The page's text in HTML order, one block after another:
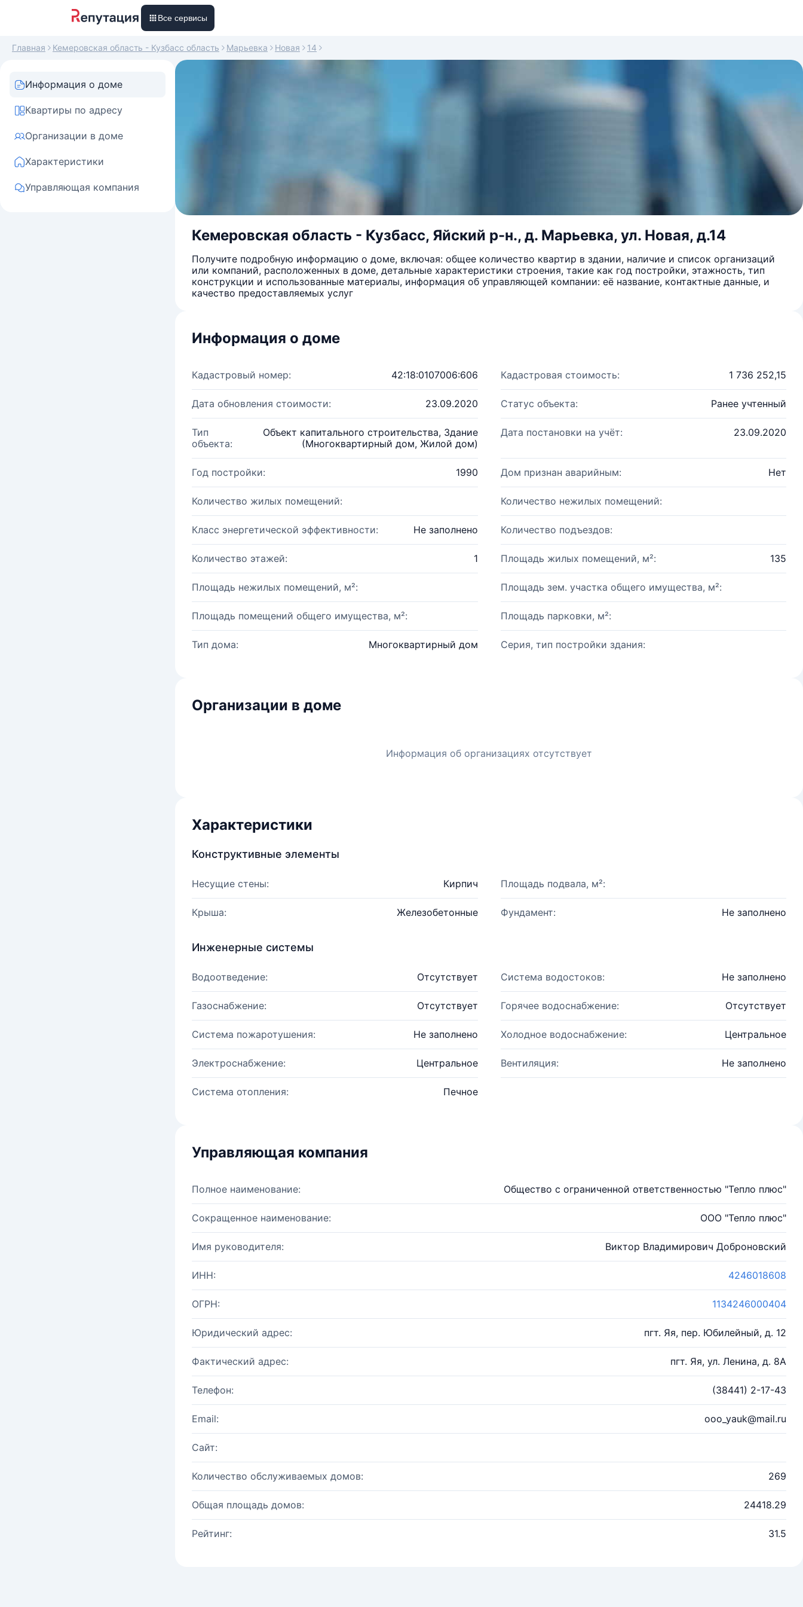
Все сервисы
Главная Кемеровская область - Кузбасс область Марьевка Новая 14
Информация о доме
Квартиры по адресу
Организации в доме
Характеристики
Управляющая компания
Кемеровская область - Кузбасс, Яйский р-н., д. Марьевка, ул. Новая, д.14
Получите подробную информацию о доме, включая: общее количество квартир в здании, наличие и список организаций
или компаний, расположенных в доме, детальные характеристики строения, такие как год постройки, этажность, тип
конструкции и использованные материалы, информация об управляющей компании: её название, контактные данные, и
качество предоставляемых услуг
Информация о доме
Кадастровый номер: 42:18:0107006:606 Кадастровая стоимость: 1 736 252,15
Дата обновления стоимости: 23.09.2020 Статус объекта: Ранее учтенный
Тип
объекта:
Объект капитального строительства, Здание
(Многоквартирный дом, Жилой дом)
Дата постановки на учёт: 23.09.2020
Год постройки: 1990 Дом признан аварийным: Нет
Количество жилых помещений: Количество нежилых помещений:
Класс энергетической эффективности: Не заполнено Количество подъездов:
Количество этажей: 1 Площадь жилых помещений, м²: 135
Площадь нежилых помещений, м²: Площадь зем. участка общего имущества, м²:
Площадь помещений общего имущества, м²: Площадь парковки, м²:
Тип дома: Многоквартирный дом Серия, тип постройки здания:
Организации в доме
Информация об организациях отсутствует
Характеристики
Конструктивные элементы
Несущие стены: Кирпич Площадь подвала, м²:
Крыша: Железобетонные Фундамент: Не заполнено
Инженерные системы
Водоотведение: Отсутствует Система водостоков: Не заполнено
Газоснабжение: Отсутствует Горячее водоснабжение: Отсутствует
Система пожаротушения: Не заполнено Холодное водоснабжение: Центральное
Электроснабжение: Центральное Вентиляция: Не заполнено
Система отопления: Печное
Управляющая компания
Полное наименование: Общество с ограниченной ответственностью "Тепло плюс"
Сокращенное наименование: ООО "Тепло плюс"
Имя руководителя: Виктор Владимирович Доброновский
ИНН: 4246018608
ОГРН: 1134246000404
Юридический адрес: пгт. Яя, пер. Юбилейный, д. 12
Фактический адрес: пгт. Яя, ул. Ленина, д. 8А
Телефон: (38441) 2-17-43
Email: ooo_yauk@mail.ru
Сайт:
Количество обслуживаемых домов: 269
Общая площадь домов: 24418.29
Рейтинг: 31.5